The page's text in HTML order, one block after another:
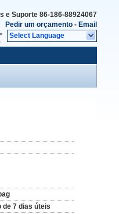
e Suporte 86-186-88924067
Pedir um orçamento - Email
Select Language
de 7 dias úteis